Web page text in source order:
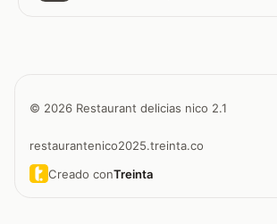
© 2026 Restaurant delicias nico 2.1
restaurantenico2025.treinta.co
Creado conTreinta